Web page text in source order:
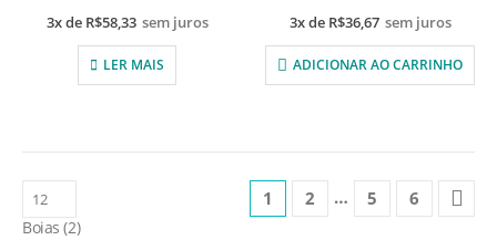
3x de R$58,33 sem juros
LER MAIS
3x de R$36,67 sem juros
ADICIONAR AO CARRINHO
1 2 … 5 6
Boias 2